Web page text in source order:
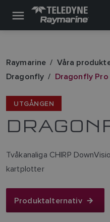
Raymarine Våra
Dragonfly
Dragonfly Pro
UTGÅNGEN
Tvåkanaliga CHIRP
kartplotter
Produktalternativ